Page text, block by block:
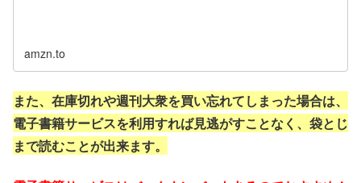
amzn.to
また、在庫切れや週刊大衆を買い忘れてしまった場合は、
電子書籍サービスを利用すれば見逃がすことなく、袋とじ
まで読むことが出来ます。